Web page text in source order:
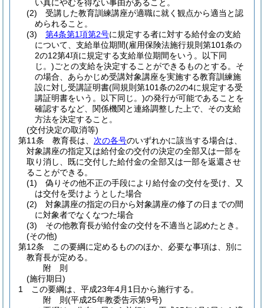
い真にやむを得ない事由があること。
(2)
受講した教育訓練講座が適職に就く観点から適当と認
められること。
(3)
第4条第1項第2号に規定する者に対する給付金の支給
について、支給単位期間(雇用保険法施行規則第101条の
2の12第4項に規定する支給単位期間をいう。以下同
じ。)ごとの支給を決定することができるものとする。 そ
の場合、あらかじめ受講対象講座を実施する教育訓練施
設に対し受講証明書(同規則第101条の2の4に規定する受
講証明書をいう。以下同じ。)の発行が可能であることを
確認するなど、関係機関と連絡調整した上で、その支給
方法を決定すること。
(交付決定の取消等)
第11条
教育長は、 次の各号のいずれかに該当する場合は、
対象講座の指定又は給付金の交付の決定の全部又は一部を
取り消し、既に交付した給付金の全部又は一部を返還させ
ることができる。
(1)
偽りその他不正の手段により給付金の交付を受け、又
は交付を受けようとした場合
(2)
対象講座の指定の日から対象講座の修了の日までの間
に対象者でなくなつた場合
(3)
その他教育長が給付金の交付を不適当と認めたとき。
(その他)
第12条
この要綱に定めるもののほか、必要な事項は、別に
教育長が定める。
附 則
(施行期日)
1
この要綱は、平成23年4月1日から施行する。
附 則(平成25年教委告示第9号)